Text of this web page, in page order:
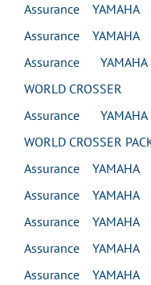
Assurance YAMAHA
Assurance YAMAHA
Assurance
WORLD CROSSER
Assurance
WORLD CROSSER
Assurance
Assurance
Assurance
Assurance
Assurance